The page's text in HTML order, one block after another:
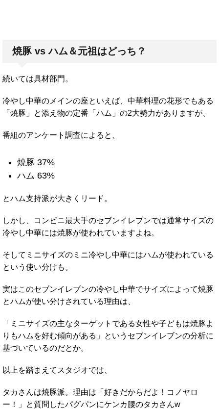
焼豚 vs ハム＆元祖はどっち？
続いては具材部門。
冷やし中華のメインの座といえば、中華料理の花形でもある
「焼豚」と添え物の定番「ハム」の2大勢力がありますが、
番組のアンケート調査によると、
焼豚 37%
ハム 63%
とハム支持派が大きくリード。
しかし、コンビニ最大手のセブンイレブンでは通常サイズの
冷やし中華には焼豚が使われていますよね。
そしてミニサイズのミニ冷やし中華にはハムが使われている
という使い分けも。
実はこのセブンイレブンの冷やし中華でサイズによって焼豚
とハムが使い分けされている理由は、
「ミニサイズの主なターゲットである女性や子どもは焼豚よ
りもハムを好む傾向がある」というセブンイレブンの分析に
基づいているのだとか。
以上を踏まえてスタジオでは、
タカさんは焼豚派。理由は「好きだからだよ！コノヤロ
ー！」と質問したパグパンにケンカ腰のタカさんw